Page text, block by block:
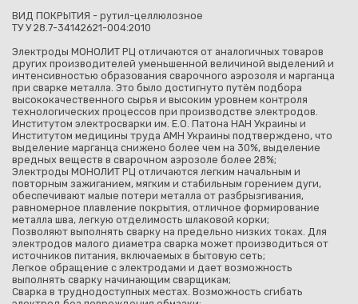
ВИД ПОКРЫТИЯ - рутил-целлюлозное
ТУ У 28.7-34142621-004:2010
Электроды МОНОЛИТ РЦ отличаются от аналогичных товаров
других производителей уменьшенной величиной выделений и
интенсивностью образования сварочного аэрозоля и марганца
при сварке металла. Это было достигнуто путём подбора
высококачественного сырья и высоким уровнем контроля
технологических процессов при производстве электродов.
Институтом электросварки им. Е.О. Патона НАН Украины и
Институтом медицины труда АМН Украины подтверждено, что
выделение марганца снижено более чем на 30%, выделение
вредных веществ в сварочном аэрозоле более 28%;
Электроды МОНОЛИТ РЦ отличаются легким начальным и
повторным зажиганием, мягким и стабильным горением дуги,
обеспечивают малые потери металла от разбрызгивания,
равномерное плавление покрытия, отличное формирование
металла шва, легкую отделимость шлаковой корки;
Позволяют выполнять сварку на предельно низких токах. Для
электродов малого диаметра сварка может производиться от
источников питания, включаемых в бытовую сеть;
Легкое обращение с электродами и дает возможность
выполнять сварку начинающим сварщикам;
Сварка в труднодоступных местах. Возможность сгибать